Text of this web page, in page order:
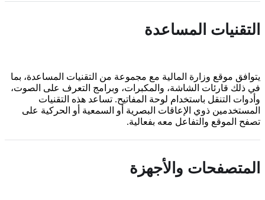
التقنيات المساعدة
يتوافق موقع وزارة المالية مع مجموعة من التقنيات المساعدة، بما
في ذلك قارئات الشاشة، والمكبرات، وبرامج التعرف على الصوت،
وأدوات التنقل باستخدام لوحة المفاتيح. تساعد هذه التقنيات
المستخدمين ذوي الإعاقات البصرية أو السمعية أو الحركية على
تصفح الموقع والتفاعل معه بفعالية.
المتصفحات والأجهزة